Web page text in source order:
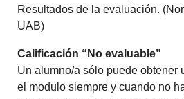
Resultados de la evaluación.
UAB)
Calificación “No evaluable”
Un alumno/a sólo puede obtener
el modulo siempre y cuando no